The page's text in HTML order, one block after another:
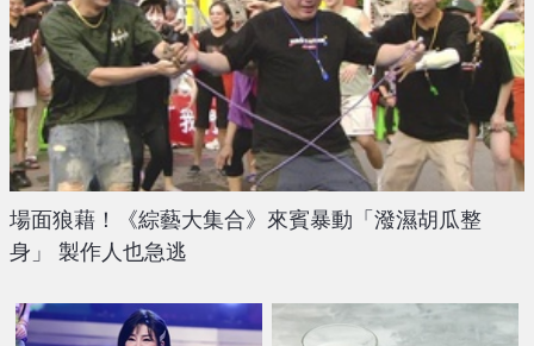
場面狼藉！《綜藝大集合》來賓暴動「潑濕胡瓜整
身」 製作人也急逃